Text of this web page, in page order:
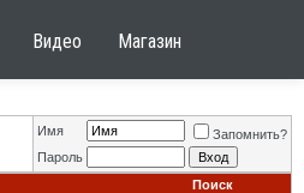
Видео Магазин
Имя
Запомнить?
Пароль
Поиск